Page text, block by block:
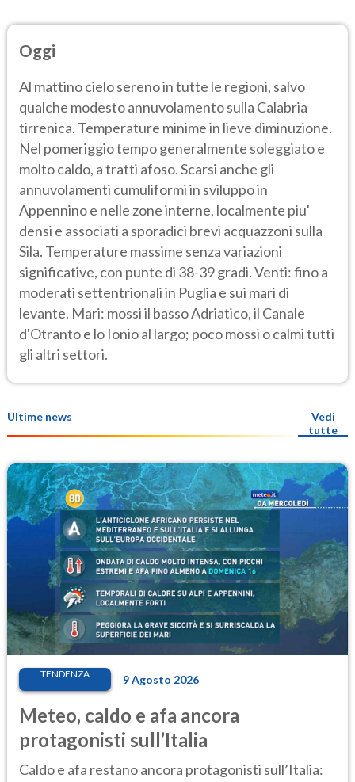
Oggi
Al mattino cielo sereno in tutte le regioni, salvo
qualche modesto annuvolamento sulla Calabria
tirrenica. Temperature minime in lieve diminuzione.
Nel pomeriggio tempo generalmente soleggiato e
molto caldo, a tratti afoso. Scarsi anche gli
annuvolamenti cumuliformi in sviluppo in
Appennino e nelle zone interne, localmente piu'
densi e associati a sporadici brevi acquazzoni sulla
Sila. Temperature massime senza variazioni
significative, con punte di 38-39 gradi. Venti: fino a
moderati settentrionali in Puglia e sui mari di
levante. Mari: mossi il basso Adriatico, il Canale
d'Otranto e lo Ionio al largo; poco mossi o calmi tutti
gli altri settori.
Ultime news
Vedi
tutte
TENDENZA 9 Agosto 2026
Meteo, caldo e afa ancora
protagonisti sull’Italia
Caldo e afa restano ancora protagonisti sull’Italia: